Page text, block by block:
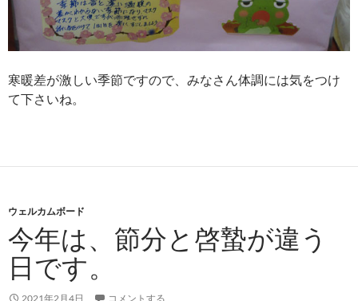
寒暖差が激しい季節ですので、みなさん体調には気をつけ
て下さいね。
ウェルカムボード
今年は、節分と啓蟄が違う
日です。
2021年2月4日 コメントする